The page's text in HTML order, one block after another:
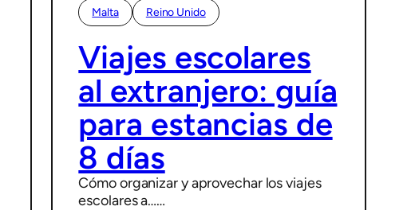
Malta
Reino Unido
Viajes escolares
al extranjero: guía
para estancias de
8 días
Cómo organizar y aprovechar los viajes
escolares a……